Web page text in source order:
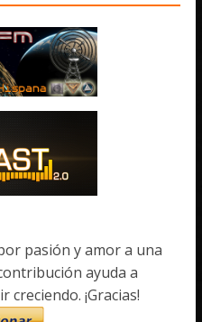
pasión y amor a una
ayuda a
¡Gracias!